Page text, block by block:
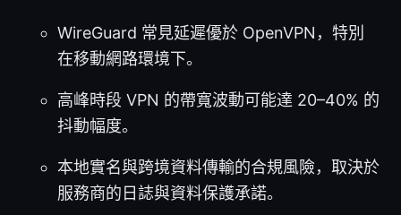
WireGuard 常見延遲優於 OpenVPN，特別
在移動網路環境下。
高峰時段 VPN 的帶寬波動可能達 20–40% 的
抖動幅度。
本地實名與跨境資料傳輸的合規風險，取決於
服務商的日誌與資料保護承諾。